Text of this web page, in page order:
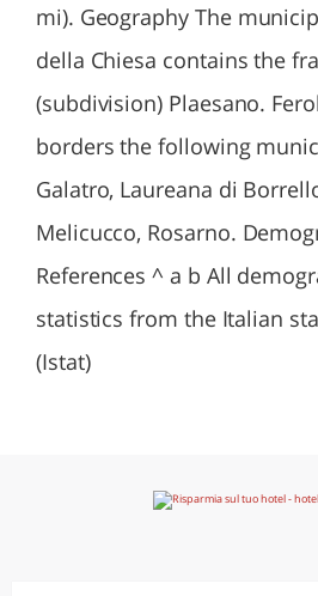
mi). Geography The
della Chiesa contains the
(subdivision) Plaesano.
borders the following
Galatro, Laureana di
Melicucco, Rosarno.
References ^ a b All
statistics from the Italian
(Istat)